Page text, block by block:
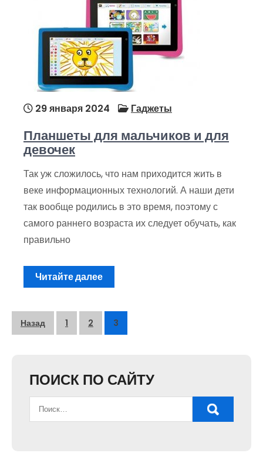
29 января 2024 Гаджеты
Планшеты для мальчиков и для
девочек
Так уж сложилось, что нам приходится жить в
веке информационных технологий. А наши дети
так вообще родились в это время, поэтому с
самого раннего возраста их следует обучать, как
правильно
Читайте далее
Пагинация
Назад 1 2 3
ПОИСК ПО САЙТУ